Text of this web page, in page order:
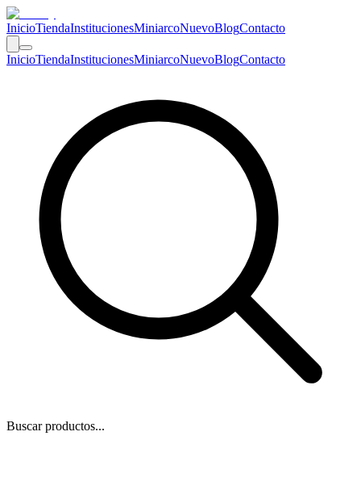
InicioTiendaInstitucionesMiniarcoNuevoBlogContacto
InicioTiendaInstitucionesMiniarcoNuevoBlogContacto
Buscar productos...